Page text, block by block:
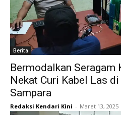
Berita
Bermodalkan Seragam
Nekat Curi Kabel Las
Sampara
Redaksi Kendari Kini - Maret 13, 2025